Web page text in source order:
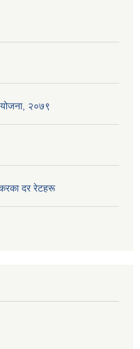
२०७९
दर रेटहरू